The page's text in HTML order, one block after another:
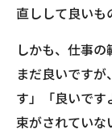
直しして良いも
しかも、仕事
まだ良いです
す」「良いです
束がされていな